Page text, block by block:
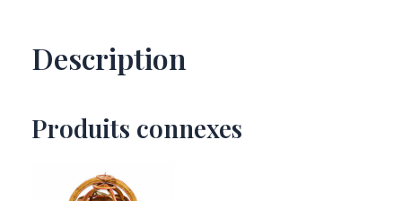
Description
Produits connexes